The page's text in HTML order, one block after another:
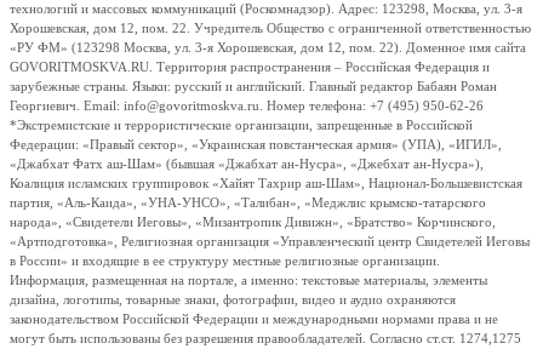
технологий и массовых коммуникаций (Роскомнадзор). Адрес: 123298, Москва, ул. 3-я
Хорошевская, дом 12, пом. 22. Учредитель Общество с ограниченной ответственностью
«РУ ФМ» (123298 Москва, ул. 3-я Хорошевская, дом 12, пом. 22). Доменное имя сайта
GOVORITMOSKVA.RU. Территория распространения – Российская Федерация и
зарубежные страны. Языки: русский и английский. Главный редактор Бабаян Роман
Георгиевич. Email: info@govoritmoskva.ru. Номер телефона: +7 (495) 950-62-26
*Экстремистские и террористические организации, запрещенные в Российской
Федерации: «Правый сектор», «Украинская повстанческая армия» (УПА), «ИГИЛ»,
«Джабхат Фатх аш-Шам» (бывшая «Джабхат ан-Нусра», «Джебхат ан-Нусра»),
Коалиция исламских группировок «Хайят Тахрир аш-Шам», Национал-Большевистская
партия, «Аль-Каида», «УНА-УНСО», «Талибан», «Меджлис крымско-татарского
народа», «Свидетели Иеговы», «Мизантропик Дивижн», «Братство» Корчинского,
«Артподготовка», Религиозная организация «Управленческий центр Свидетелей Иеговы
в России» и входящие в ее структуру местные религиозные организации.
Информация, размещенная на портале, а именно: текстовые материалы, элементы
дизайна, логотипы, товарные знаки, фотографии, видео и аудио охраняются
законодательством Российской Федерации и международными нормами права и не
могут быть использованы без разрешения правообладателей. Согласно ст.ст. 1274,1275